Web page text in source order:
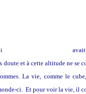
doute et à cette altitude ne se
La vie, comme le
ci. Et pour voir la vie, il